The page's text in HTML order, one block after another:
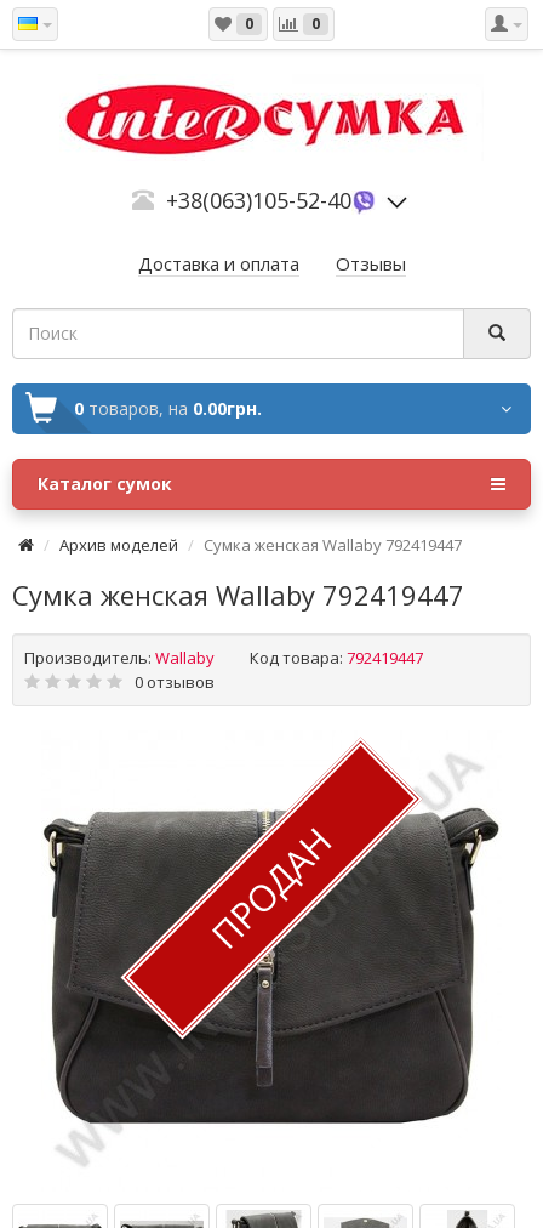
0 0
+38(063)105-52-40
Доставка и оплата Отзывы
0 товаров, на 0.00грн.
Каталог сумок
Архив моделей Сумка женская Wallaby 792419447
Сумка женская Wallaby 792419447
Производитель: Wallaby Код товара: 792419447
0 отзывов
ПРОДАН